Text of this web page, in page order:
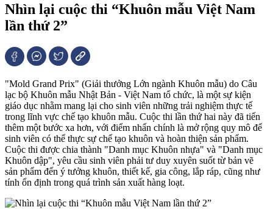
Nhìn lại cuộc thi “Khuôn mẫu Việt Nam
lần thứ 2”
"Mold Grand Prix" (Giải thưởng Lớn ngành Khuôn mẫu) do Câu
lạc bộ Khuôn mẫu Nhật Bản - Việt Nam tổ chức, là một sự kiện
giáo dục nhằm mang lại cho sinh viên những trải nghiệm thực tế
trong lĩnh vực chế tạo khuôn mẫu. Cuộc thi lần thứ hai này đã tiến
thêm một bước xa hơn, với điểm nhấn chính là mở rộng quy mô để
sinh viên có thể thực sự chế tạo khuôn và hoàn thiện sản phẩm.
Cuộc thi được chia thành "Danh mục Khuôn nhựa" và "Danh mục
Khuôn dập", yêu cầu sinh viên phải tư duy xuyên suốt từ bản vẽ
sản phẩm đến ý tưởng khuôn, thiết kế, gia công, lắp ráp, cũng như
tính ổn định trong quá trình sản xuất hàng loạt.